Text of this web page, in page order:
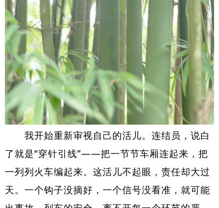
我开始重新审视自己的活儿。连结员，说白
了就是“穿针引线”——把一节节车厢连起来，把
一列列火车编起来。这活儿不起眼，责任却大过
天。一个钩子没摘好，一个信号没看准，就可能